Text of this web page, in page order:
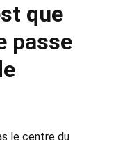
que
passe
le centre du